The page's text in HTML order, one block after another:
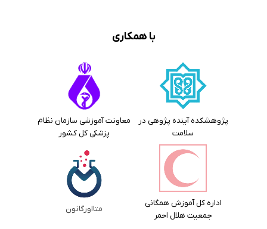
با همکاری
پژوهشکده آینده پژوهی در
سلامت
معاونت آموزشی سازمان نظام
پزشکی کل کشور
اداره کل آموزش همگانی
جمعیت هلال احمر
متااورگانون